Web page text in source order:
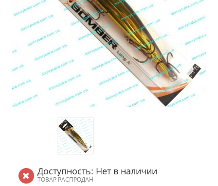
Доступность: Нет в наличии
ТОВАР РАСПРОДАН